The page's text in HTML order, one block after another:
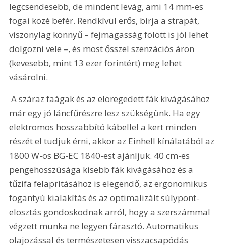
legcsendesebb, de mindent levág, ami 14 mm-es
fogai közé befér. Rendkívül erős, bírja a strapát,
viszonylag könnyű – fejmagasság fölött is jól lehet
dolgozni vele –, és most ősszel szenzációs áron
(kevesebb, mint 13 ezer forintért) meg lehet
vásárolni.
A száraz faágak és az elöregedett fák kivágásához
már egy jó láncfűrészre lesz szükségünk. Ha egy
elektromos hosszabbító kábellel a kert minden
részét el tudjuk érni, akkor az Einhell kínálatából az
1800 W-os BG-EC 1840-est ajánljuk. 40 cm-es
pengehosszúsága kisebb fák kivágásához és a
tűzifa felaprításához is elegendő, az ergonomikus
fogantyú kialakítás és az optimalizált súlypont-
elosztás gondoskodnak arról, hogy a szerszámmal
végzett munka ne legyen fárasztó. Automatikus
olajozással és természetesen visszacsapódás